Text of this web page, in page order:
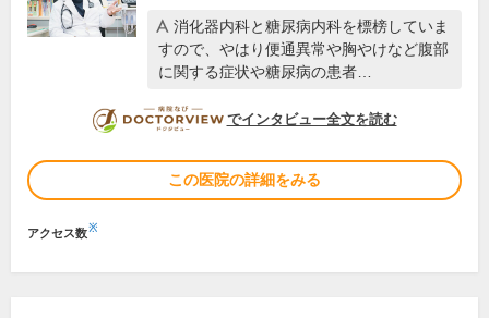
消化器内科と糖尿病内科を標榜していま
すので、やはり便通異常や胸やけなど腹部
に関する症状や糖尿病の患者…
DOCTORVIEW
でインタビュー全文を読む
この医院の詳細をみる
アクセス数※